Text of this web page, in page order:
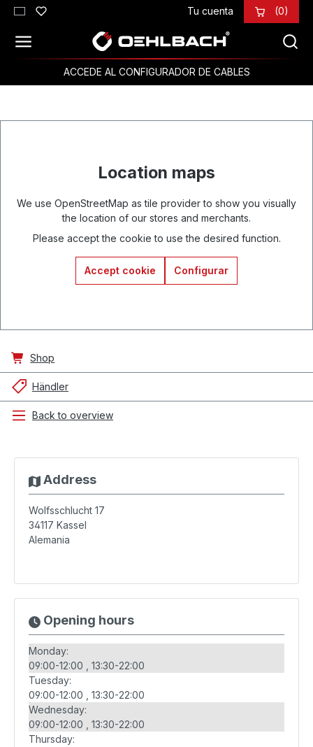
Saltar al contenido principal Tu cuenta (0)
ACCEDE AL CONFIGURADOR DE CABLES
Location maps
We use OpenStreetMap as tile provider to show you visually
the location of our stores and merchants.
Please accept the cookie to use the desired function.
Accept cookie Configurar
Shop
Händler
Back to overview
Address
Wolfsschlucht 17
34117 Kassel
Alemania
Opening hours
Monday:
09:00-12:00
13:30-22:00
Tuesday:
09:00-12:00
13:30-22:00
Wednesday:
09:00-12:00
13:30-22:00
Thursday: